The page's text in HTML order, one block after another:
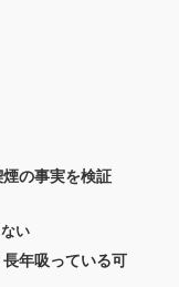
の事実を検証
い
年吸っている可